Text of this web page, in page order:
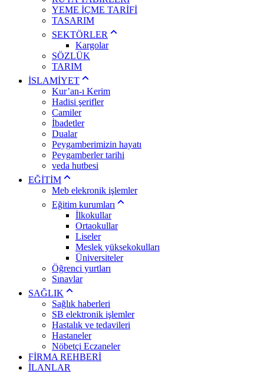
YEME İÇME TARİFİ
TASARIM
SEKTÖRLER
Kargolar
SÖZLÜK
TARIM
İSLAMİYET
Kur’an-ı Kerim
Hadisi şerifler
Camiler
İbadetler
Dualar
Peygamberimizin hayatı
Peygamberler tarihi
veda hutbesi
EĞİTİM
Meb elekronik işlemler
Eğitim kurumları
İlkokullar
Ortaokullar
Liseler
Meslek yüksekokulları
Üniversiteler
Öğrenci yurtları
Sınavlar
SAĞLIK
Sağlık haberleri
SB elektronik işlemler
Hastalık ve tedavileri
Hastaneler
Nöbetçi Eczaneler
FİRMA REHBERİ
İLANLAR